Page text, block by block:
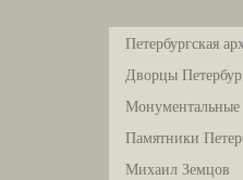
Петербургская
Дворцы
Памятники
Михаил Земцов